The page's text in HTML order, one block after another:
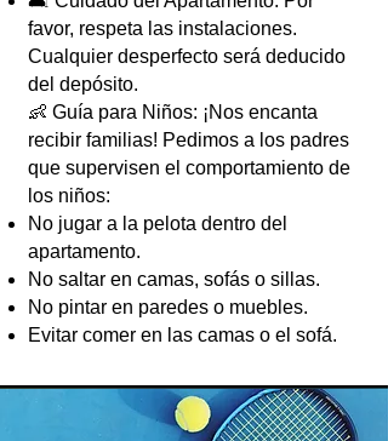
favor, respeta las instalaciones.
Cualquier desperfecto será deducido
del depósito.
👶 Guía para Niños: ¡Nos encanta
recibir familias! Pedimos a los padres
que supervisen el comportamiento de
los niños:
No jugar a la pelota dentro del
apartamento.
No saltar en camas, sofás o sillas.
No pintar en paredes o muebles.
Evitar comer en las camas o el sofá.